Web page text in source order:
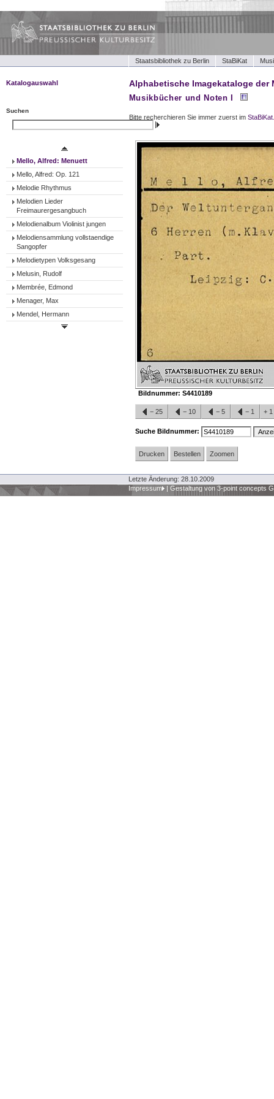
Staatsbibliothek zu Berlin StaBiKat
Katalogauswahl
Tonträger (Werke)
Tonträger (Interpreten)
Suchen
Mello, Alfred: Menuett
Mello, Alfred: Op. 121
Melodie Rhythmus
Melodien Lieder
Freimaurergesangbuch
Melodienalbum Violinist jungen
Melodiensammlung vollstaendige
Sangopfer
Melodietypen Volksgesang
Melusin, Rudolf
Membrée, Edmond
Menager, Max
Mendel, Hermann
Alphabetische Imagekataloge der
Musikbücher und Noten I
Bitte recherchieren Sie immer zuerst im StaBiKat.
Bildnummer:S4410189
− 25 − 10 − 5 − 1 +
Suche Bildnummer:
Drucken Bestellen Zoomen
Letzte Änderung: 28.10.2009
Impressum
Gestaltung von 3-point concepts